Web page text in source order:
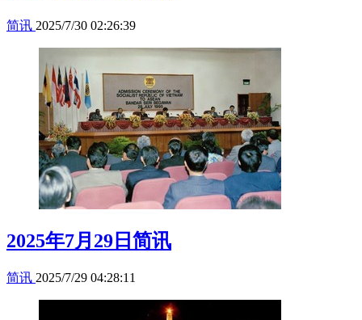
简讯 2025/7/30 02:26:39
2025年7月29日简讯
简讯 2025/7/29 04:28:11